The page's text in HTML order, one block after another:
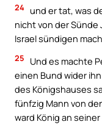
24 und er tat, was
nicht von der Sünde
Israel sündigen
25
Und es machte
einen Bund wider
des Königshauses
fünfzig Mann von
ward König an